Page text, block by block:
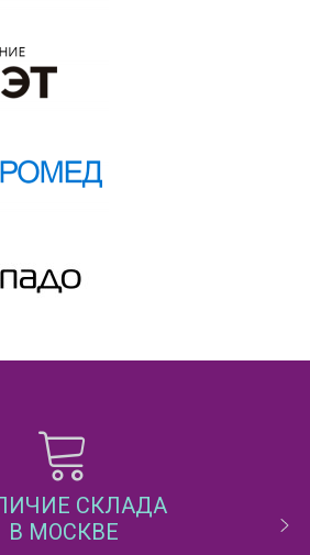
СКЛАДА
В МОСКВЕ